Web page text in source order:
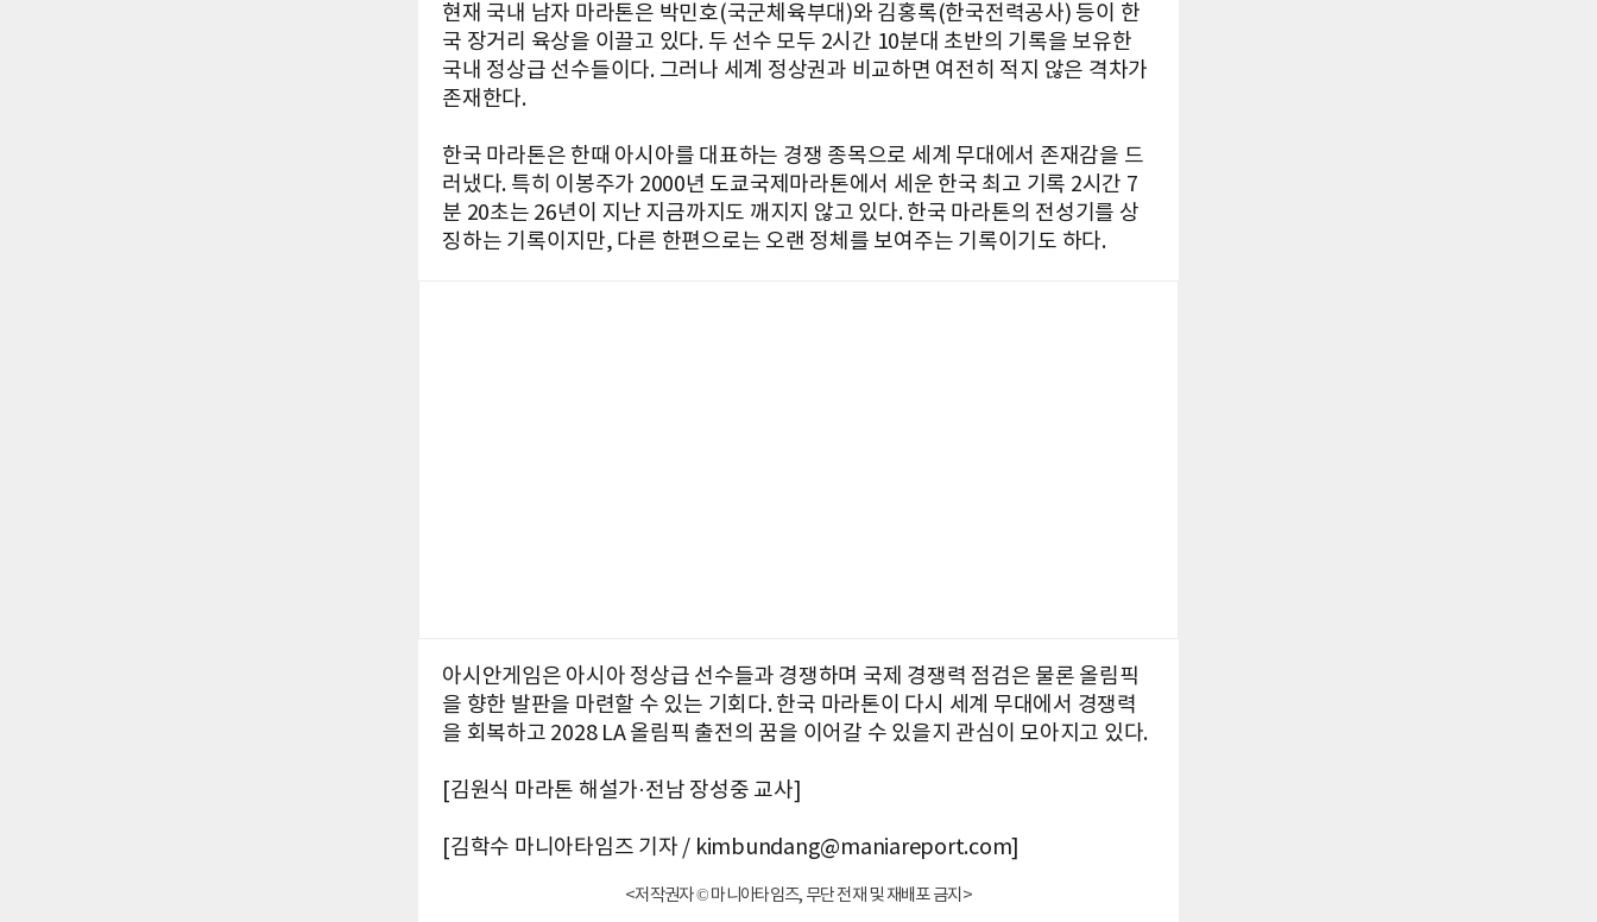
현재 국내 남자 마라톤은 박민호(국군체육부대)와 김홍록(한국전력공사) 등이 한
국 장거리 육상을 이끌고 있다. 두 선수 모두 2시간 10분대 초반의 기록을 보유한
국내 정상급 선수들이다. 그러나 세계 정상권과 비교하면 여전히 적지 않은 격차가
존재한다.
한국 마라톤은 한때 아시아를 대표하는 경쟁 종목으로 세계 무대에서 존재감을 드
러냈다. 특히 이봉주가 2000년 도쿄국제마라톤에서 세운 한국 최고 기록 2시간 7
분 20초는 26년이 지난 지금까지도 깨지지 않고 있다. 한국 마라톤의 전성기를 상
징하는 기록이지만, 다른 한편으로는 오랜 정체를 보여주는 기록이기도 하다.
아시안게임은 아시아 정상급 선수들과 경쟁하며 국제 경쟁력 점검은 물론 올림픽
을 향한 발판을 마련할 수 있는 기회다. 한국 마라톤이 다시 세계 무대에서 경쟁력
을 회복하고 2028 LA 올림픽 출전의 꿈을 이어갈 수 있을지 관심이 모아지고 있다.
[김원식 마라톤 해설가·전남 장성중 교사]
[김학수 마니아타임즈 기자 / kimbundang@maniareport.com]
<저작권자 © 마니아타임즈, 무단 전재 및 재배포 금지>